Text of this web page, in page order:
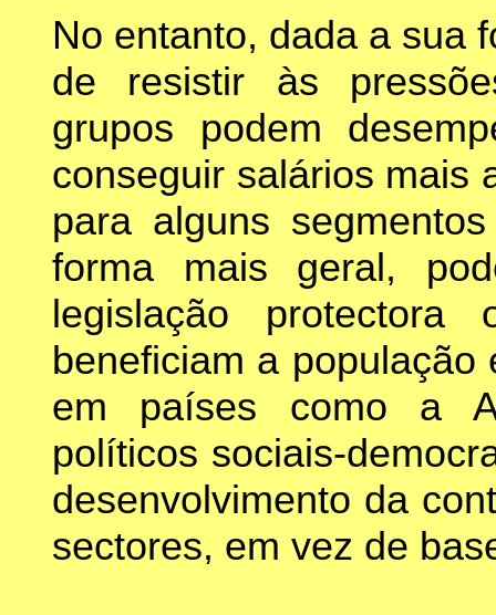
No entanto, dada a sua
de resistir às
grupos podem
conseguir salários mais
para alguns
forma mais geral,
legislação protectora
beneficiam a
em países como a
políticos sociais-
desenvolvimento da
sectores, em vez de